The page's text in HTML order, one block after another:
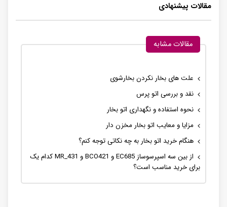
مقالات پیشنهادی
مقالات مشابه
علت های بخار نکردن بخارشوی
نقد و بررسی اتو پرس
نحوه استفاده و نگهداری اتو بخار
مزایا و معایب اتو بخار مخزن دار
هنگام خرید اتو بخار به چه نکاتی توجه کنم؟
از بین سه اسپرسوساز EC685 و BCO421 و MR_431 کدام یک
برای خرید مناسب است؟